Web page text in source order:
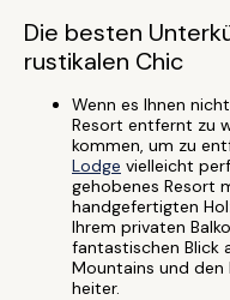
Die besten
rustikalen Chic
Wenn es Ihnen
Resort entfernt zu
kommen, um zu
Lodge vielleicht
gehobenes Resort
handgefertigten
Ihrem privaten
fantastischen Blick
Mountains und den
heiter.